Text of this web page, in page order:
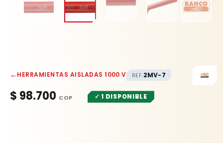
←HERRAMIENTAS AISLADAS 1000 V REF.2MV-7
$ 98.700 ✓ 1 DISPONIBLE